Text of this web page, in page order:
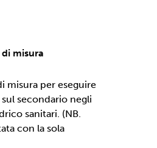
misura
misura per eseguire
secondario negli
sanitari. (NB.
con la sola